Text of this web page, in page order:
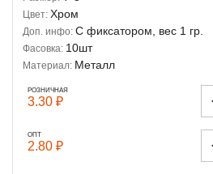
Цвет: Хром
Доп. инфо: С фиксатором, вес 1 гр.
Фасовка: 10шт
Материал: Металл
РОЗНИЧНАЯ
3.30 ₽
ОПТ
2.80 ₽